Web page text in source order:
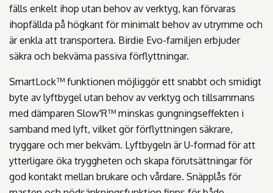
fälls enkelt ihop utan behov av verktyg, kan förvaras
ihopfällda på högkant för minimalt behov av utrymme och
är enkla att transportera. Birdie Evo-familjen erbjuder
säkra och bekväma passiva förflyttningar.
SmartLock™ funktionen möjliggör ett snabbt och smidigt
byte av lyftbygel utan behov av verktyg och tillsammans
med dämparen Slow'R™ minskas gungningseffekten i
samband med lyft, vilket gör förflyttningen säkrare,
tryggare och mer bekväm. Lyftbygeln är U-formad för att
ytterligare öka tryggheten och skapa förutsättningar för
god kontakt mellan brukare och vårdare. Snäpplås för